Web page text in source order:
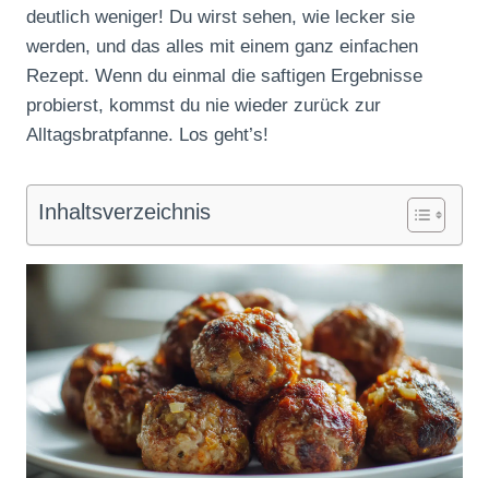
deutlich weniger! Du wirst sehen, wie lecker sie
werden, und das alles mit einem ganz einfachen
Rezept. Wenn du einmal die saftigen Ergebnisse
probierst, kommst du nie wieder zurück zur
Alltagsbratpfanne. Los geht’s!
Inhaltsverzeichnis